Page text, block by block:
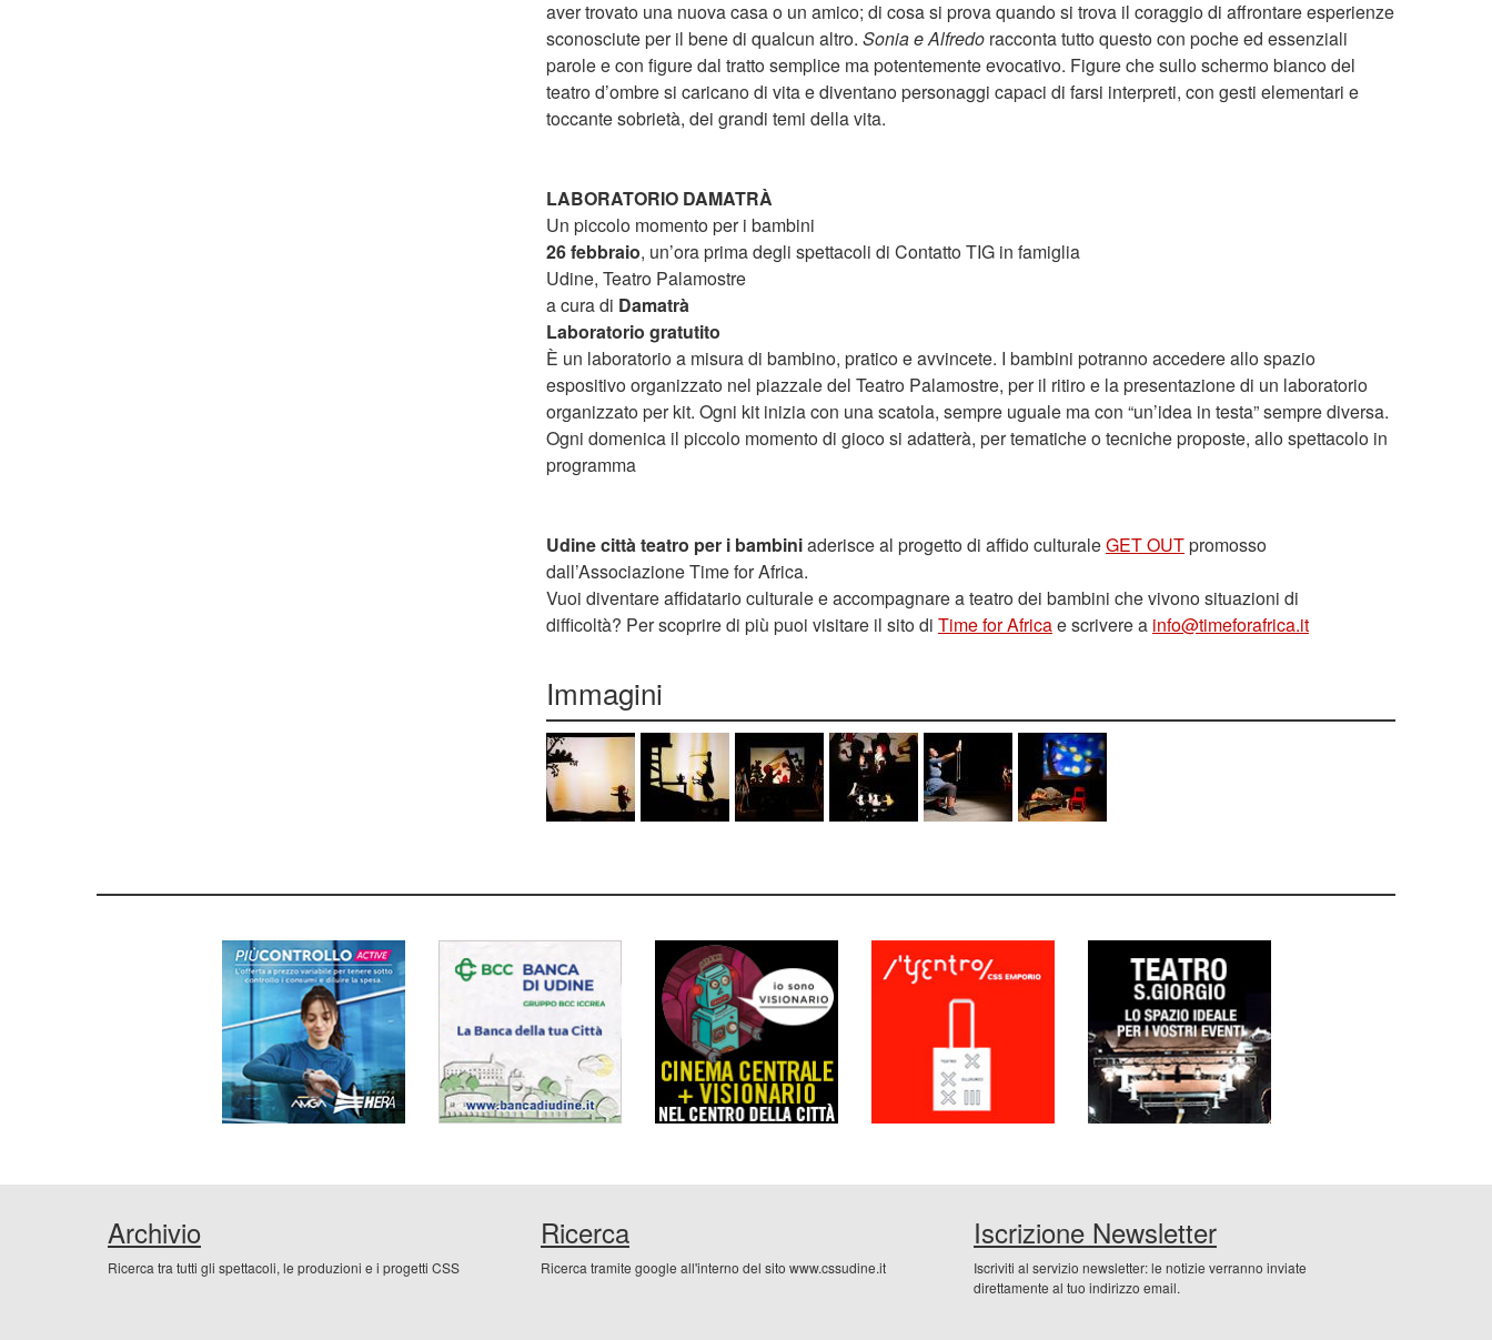
aver trovato una nuova casa o un amico; di cosa si prova quando si trova il coraggio di affrontare esperienze
sconosciute per il bene di qualcun altro. Sonia e Alfredo racconta tutto questo con poche ed essenziali
parole e con figure dal tratto semplice ma potentemente evocativo. Figure che sullo schermo bianco del
teatro d’ombre si caricano di vita e diventano personaggi capaci di farsi interpreti, con gesti elementari e
toccante sobrietà, dei grandi temi della vita.
LABORATORIO DAMATRÀ
Un piccolo momento per i bambini
26 febbraio, un’ora prima degli spettacoli di Contatto TIG in famiglia
Udine, Teatro Palamostre
a cura di Damatrà
Laboratorio gratutito
È un laboratorio a misura di bambino, pratico e avvincete. I bambini potranno accedere allo spazio
espositivo organizzato nel piazzale del Teatro Palamostre, per il ritiro e la presentazione di un laboratorio
organizzato per kit. Ogni kit inizia con una scatola, sempre uguale ma con “un’idea in testa” sempre diversa.
Ogni domenica il piccolo momento di gioco si adatterà, per tematiche o tecniche proposte, allo spettacolo in
programma
Udine città teatro per i bambiniaderisce al progetto di affido culturaleGET OUTpromosso
dall’Associazione Time for Africa.
Vuoi diventare affidatario culturale e accompagnare a teatro dei bambini che vivono situazioni di
difficoltà? Per scoprire di più puoi visitare il sito di Time for Africae scrivere a info@timeforafrica.it
Immagini
Archivio
Ricerca tra tutti gli spettacoli, le produzioni e i progetti CSS
Ricerca
Ricerca tramite google all'interno del sito www.cssudine.it
Iscrizione Newsletter
Iscriviti al servizio newsletter: le notizie verranno inviate
direttamente al tuo indirizzo email.